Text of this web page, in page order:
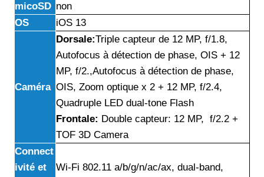
micoSD non
OS
iOS 13
Caméra
Dorsale:Triple capteur de 12 MP, f/1.8,
Autofocus à détection de phase, OIS + 12
MP, f/2.,Autofocus à détection de phase,
OIS, Zoom optique x 2 + 12 MP, f/2.4,
Quadruple LED dual-tone Flash
Frontale: Double capteur: 12 MP, f/2.2 +
TOF 3D Camera
Connect
ivité et
Wi-Fi 802.11 a/b/g/n/ac/ax, dual-band,